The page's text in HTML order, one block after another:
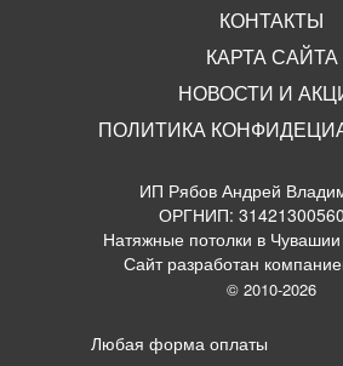
КОНТАКТЫ
КАРТА САЙТА
НОВОСТИ И
ПОЛИТИКА
ИП Рябов Андрей
ОРГНИП:
Натяжные потолки в
Сайт разработан
© 2010-2026
Любая форма оплаты